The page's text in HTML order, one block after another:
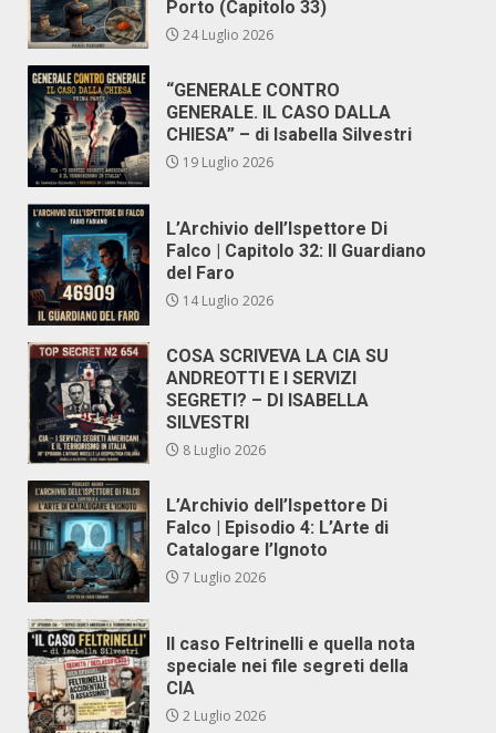
Porto (Capitolo 33)
24 Luglio 2026
“GENERALE CONTRO
GENERALE. IL CASO DALLA
CHIESA” – di Isabella Silvestri
19 Luglio 2026
L’Archivio dell’Ispettore Di
Falco | Capitolo 32: Il Guardiano
del Faro
14 Luglio 2026
COSA SCRIVEVA LA CIA SU
ANDREOTTI E I SERVIZI
SEGRETI? – DI ISABELLA
SILVESTRI
8 Luglio 2026
L’Archivio dell’Ispettore Di
Falco | Episodio 4: L’Arte di
Catalogare l’Ignoto
7 Luglio 2026
Il caso Feltrinelli e quella nota
speciale nei file segreti della
CIA
2 Luglio 2026